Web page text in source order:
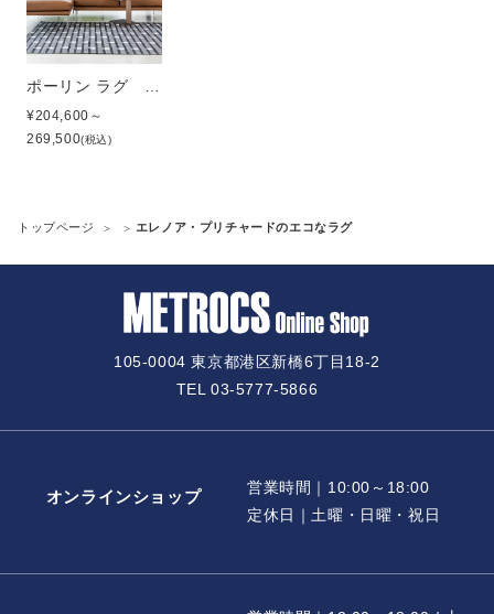
¥204,600～
269,500(税込)
トップページ エレノア・プリチャードのエコなラグ
105-0004 東京都港区新橋6丁目18-2
TEL 03-5777-5866
オンラインショップ
営業時間｜10:00～18:00
定休日｜土曜・日曜・祝日